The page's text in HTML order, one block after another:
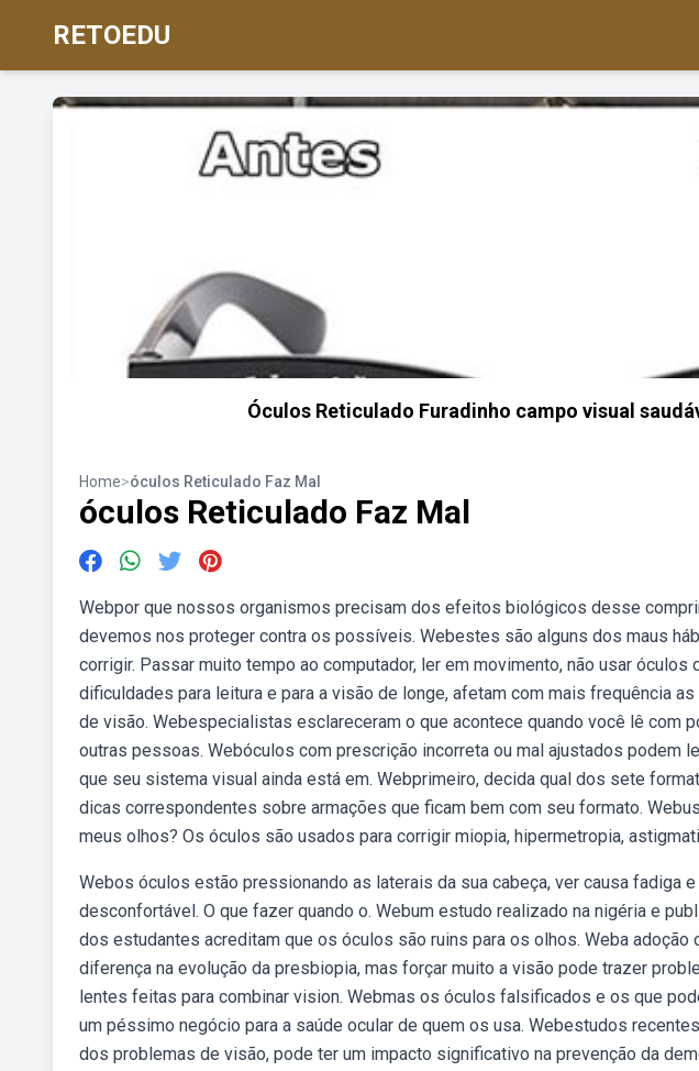
RETOEDU
Óculos Reticulado Furadinho campo visual
Home>óculos Reticulado Faz Mal
óculos Reticulado Faz Mal
Webpor que nossos organismos precisam dos efeitos biológicos desse
devemos nos proteger contra os possíveis. Webestes são alguns dos maus
corrigir. Passar muito tempo ao computador, ler em movimento, não usar óculos
dificuldades para leitura e para a visão de longe, afetam com mais frequência
de visão. Webespecialistas esclareceram o que acontece quando você lê com
outras pessoas. Webóculos com prescrição incorreta ou mal ajustados podem
que seu sistema visual ainda está em. Webprimeiro, decida qual dos sete
dicas correspondentes sobre armações que ficam bem com seu formato.
meus olhos? Os óculos são usados para corrigir miopia, hipermetropia,
Webos óculos estão pressionando as laterais da sua cabeça, ver causa fadiga
desconfortável. O que fazer quando o. Webum estudo realizado na nigéria e
dos estudantes acreditam que os óculos são ruins para os olhos. Weba adoção
diferença na evolução da presbiopia, mas forçar muito a visão pode trazer
lentes feitas para combinar vision. Webmas os óculos falsificados e os que
um péssimo negócio para a saúde ocular de quem os usa. Webestudos
dos problemas de visão, pode ter um impacto significativo na prevenção da